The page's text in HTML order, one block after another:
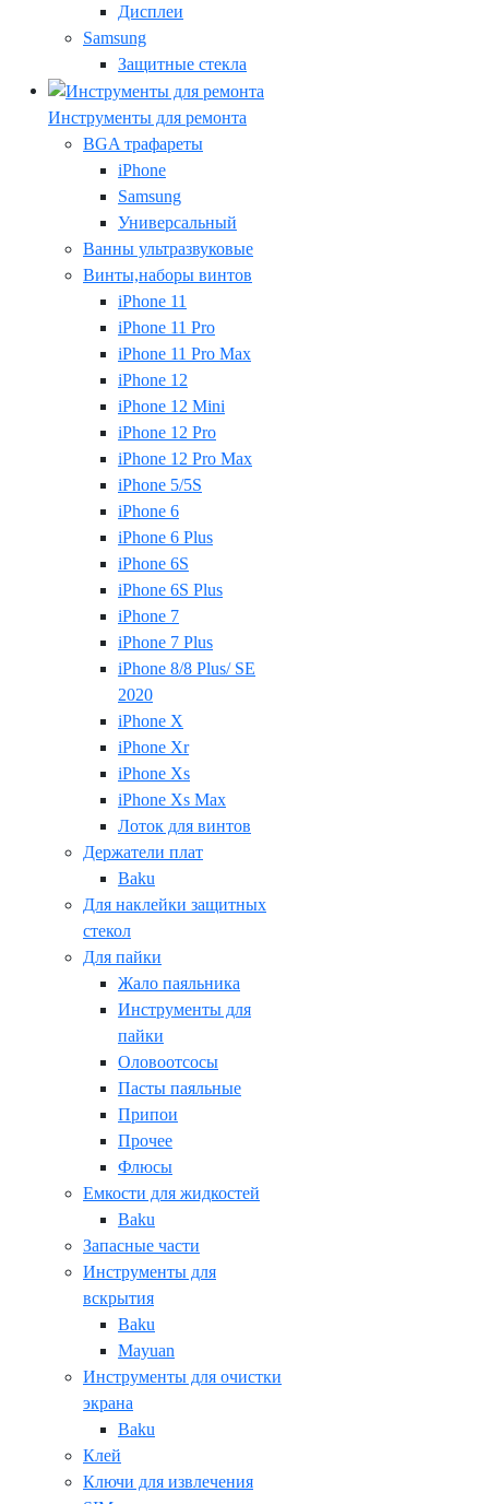
Дисплеи
Samsung
Защитные стекла
Инструменты для ремонта
BGA трафареты
iPhone
Samsung
Универсальный
Ванны ультразвуковые
Винты,наборы винтов
iPhone 11
iPhone 11 Pro
iPhone 11 Pro Max
iPhone 12
iPhone 12 Mini
iPhone 12 Pro
iPhone 12 Pro Max
iPhone 5/5S
iPhone 6
iPhone 6 Plus
iPhone 6S
iPhone 6S Plus
iPhone 7
iPhone 7 Plus
iPhone 8/8 Plus/ SE
2020
iPhone X
iPhone Xr
iPhone Xs
iPhone Xs Max
Лоток для винтов
Держатели плат
Baku
Для наклейки защитных
стекол
Для пайки
Жало паяльника
Инструменты для
пайки
Оловоотсосы
Пасты паяльные
Припои
Прочее
Флюсы
Емкости для жидкостей
Baku
Запасные части
Инструменты для
вскрытия
Baku
Mayuan
Инструменты для очистки
экрана
Baku
Клей
Ключи для извлечения